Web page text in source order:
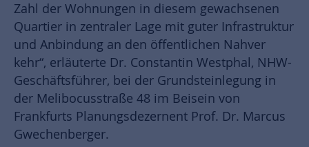
Zahl der Wohnungen in diesem gewachsenen
Quartier in zentraler Lage mit guter Infrastruktur
und Anbindung an den öffentlichen Nahver
kehr“, erläuterte Dr. Constantin Westphal, NHW-
Geschäftsführer, bei der Grundsteinlegung in
der Melibocusstraße 48 im Beisein von
Frankfurts Planungsdezernent Prof. Dr. Marcus
Gwechenberger.